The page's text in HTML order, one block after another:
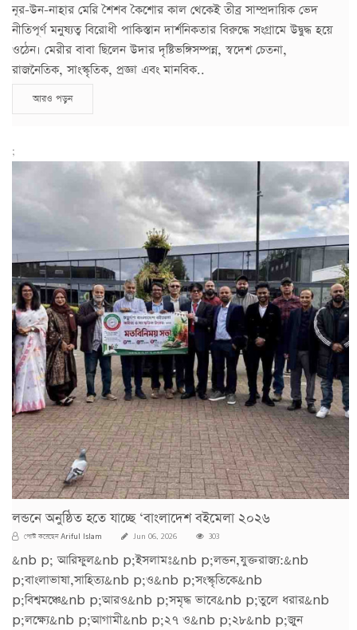
নূর-উন-নাহার মেরি শৈশব কৈশোর কাল থেকেই তীব্র সাম্প্রদায়িক ভেদ
নীতিপূর্ণ মনুষ্যত্ব বিরোধী পাকিস্তান দার্শনিকতার বিরুদ্ধে সংগ্রামে উদ্বুদ্ধ হয়ে
ওঠেন। মেরীর বাবা ছিলেন উদার দৃষ্টিভঙ্গিসম্পন্ন, স্বদেশ চেতনা,
রাজনৈতিক, সাংস্কৃতিক, প্রজ্ঞা এবং মানবিক..
আরও পড়ুন
;
লন্ডনে অনুষ্ঠিত হতে যাচ্ছে ‘বাংলাদেশ বইমেলা ২০২৬
পোস্ট করেছেনAriful Islam Jun 06, 2026 303
&nb p; আরিফুল&nb p;ইসলামঃ&nb p;লন্ডন,যুক্তরাজ্য:&nb
p;বাংলাভাষা,সাহিত্য&nb p;ও&nb p;সংস্কৃতিকে&nb
p;বিশ্বমঞ্চে&nb p;আরও&nb p;সমৃদ্ধ ভাবে&nb p;তুলে ধরার&nb
p;লক্ষ্যে&nb p;আগামী&nb p;২৭ ও&nb p;২৮&nb p;জুন